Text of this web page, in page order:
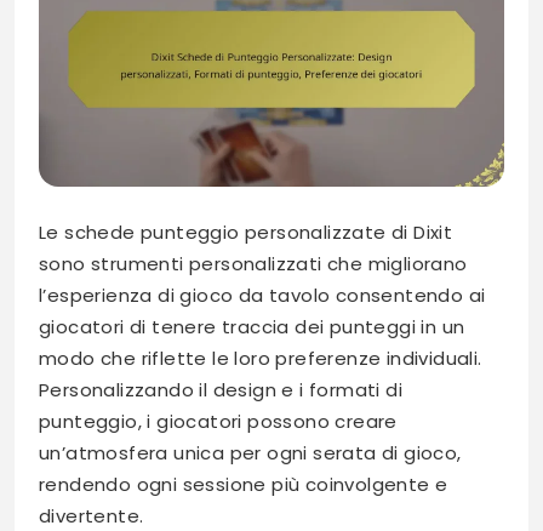
Le schede punteggio personalizzate di Dixit
sono strumenti personalizzati che migliorano
l’esperienza di gioco da tavolo consentendo ai
giocatori di tenere traccia dei punteggi in un
modo che riflette le loro preferenze individuali.
Personalizzando il design e i formati di
punteggio, i giocatori possono creare
un’atmosfera unica per ogni serata di gioco,
rendendo ogni sessione più coinvolgente e
divertente.